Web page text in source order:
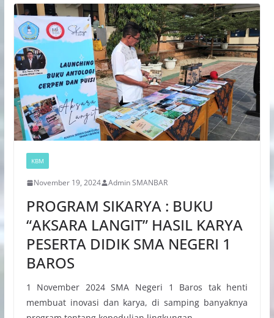
KBM
November 19, 2024 Admin SMANBAR
PROGRAM SIKARYA : BUKU
“AKSARA LANGIT” HASIL KARYA
PESERTA DIDIK SMA NEGERI 1
BAROS
1 November 2024 SMA Negeri 1 Baros tak henti
membuat inovasi dan karya, di samping banyaknya